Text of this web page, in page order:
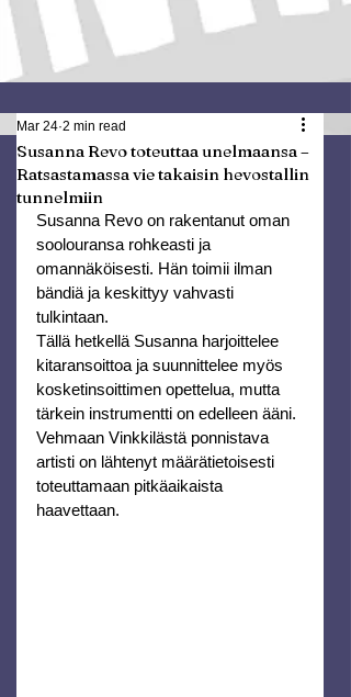
Susanna Revo toteuttaa unelmaansa –
Ratsastamassa vie takaisin hevostallin
tunnelmiin
Mar 24 2 min read
Susanna Revo on rakentanut oman
soolouransa rohkeasti ja
omannäköisesti. Hän toimii ilman
bändiä ja keskittyy vahvasti
tulkintaan.
Tällä hetkellä Susanna harjoittelee
kitaransoittoa ja suunnittelee myös
kosketinsoittimen opettelua, mutta
tärkein instrumentti on edelleen ääni.
Vehmaan Vinkkilästä ponnistava
artisti on lähtenyt määrätietoisesti
toteuttamaan pitkäaikaista
haavettaan.